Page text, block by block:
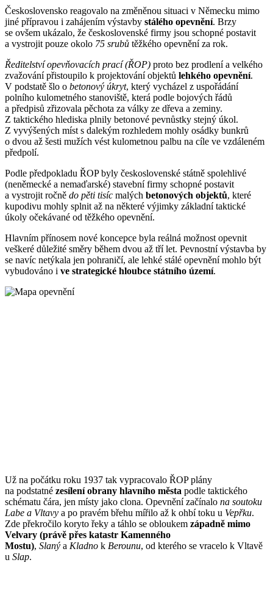
Československo reagovalo na změněnou situaci v Německu mimo
jiné přípravou i zahájením výstavby stálého opevnění. Brzy
se ovšem ukázalo, že československé firmy jsou schopné postavit
a vystrojit pouze okolo 75 srubů těžkého opevnění za rok.
Ředitelství opevňovacích prací (ŘOP) proto bez prodlení a velkého
zvažování přistoupilo k projektování objektů lehkého opevnění.
V podstatě šlo o betonový úkryt, který vycházel z uspořádání
polního kulometného stanoviště, která podle bojových řádů
a předpisů zřizovala pěchota za války ze dřeva a zeminy.
Z taktického hlediska plnily betonové pevnůstky stejný úkol.
Z vyvýšených míst s dalekým rozhledem mohly osádky bunkrů
o dvou až šesti mužích vést kulometnou palbu na cíle ve vzdáleném
předpolí.
Podle předpokladu ŘOP byly československé státně spolehlivé
(neněmecké a nemaďarské) stavební firmy schopné postavit
a vystrojit ročně do pěti tisíc malých betonových objektů, které
kupodivu mohly splnit až na některé výjimky základní taktické
úkoly očekávané od těžkého opevnění.
Hlavním přínosem nové koncepce byla reálná možnost opevnit
veškeré důležité směry během dvou až tří let. Pevnostní výstavba by
se navíc netýkala jen pohraničí, ale lehké stálé opevnění mohlo být
vybudováno i ve strategické hloubce státního území.
Už na počátku roku 1937 tak vypracovalo ŘOP plány
na podstatné zesílení obrany hlavního města podle taktického
schématu čára, jen místy jako clona. Opevnění začínalo na soutoku
Labe a Vltavy a po pravém břehu mířilo až k ohbí toku u Vepřku.
Zde překročilo koryto řeky a táhlo se obloukem západně mimo
Velvary (právě přes katastr Kamenného
Mostu), Slaný a Kladno k Berounu, od kterého se vracelo k Vltavě
u Slap.